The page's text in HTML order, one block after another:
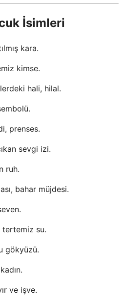
İsimleri
kara.
kimse.
hali, hilal.
prenses.
sevgi izi.
ruh.
bahar müjdesi.
tertemiz su.
gökyüzü.
ve işve.